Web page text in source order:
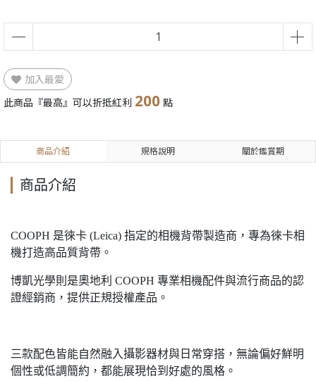
加入最愛
此商品『最高』可以折抵紅利 200 點
商品介紹 規格說明 關於鑑賞期
商品介紹
COOPH 是徠卡 (Leica) 指定的相機背帶製造商，專為徠卡相
機打造高品質背帶。
博凱光學則是奧地利 COOPH 專業相機配件與流行商品的認
證經銷商，提供正規授權產品。
三款配色皆能自然融入攝影器材與日常穿搭，無論偏好鮮明
個性或低調簡約，都能展現恰到好處的風格。